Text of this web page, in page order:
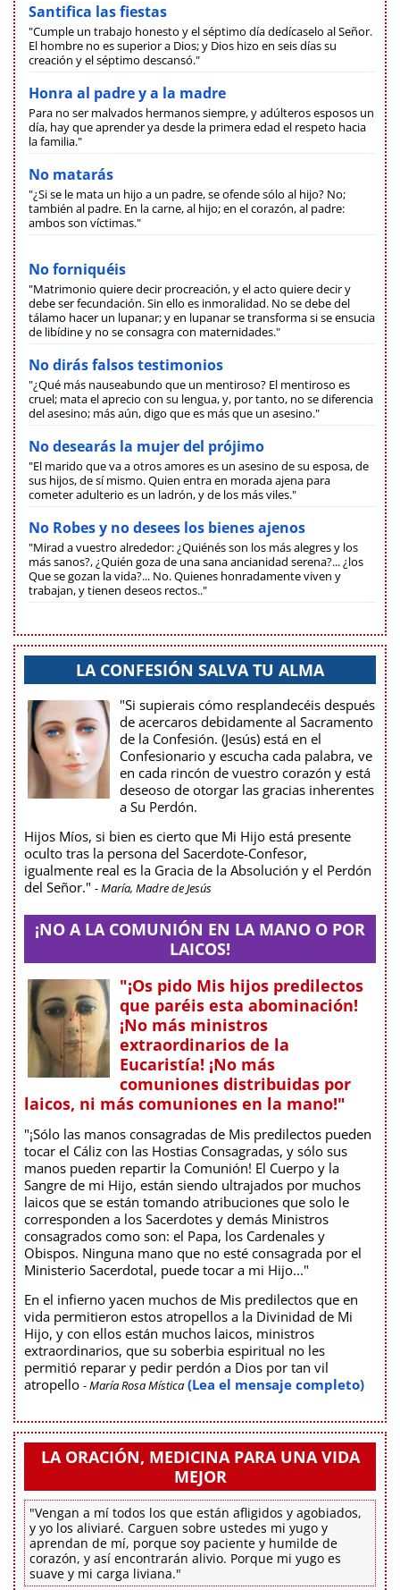
Santifica las fiestas
"Cumple un trabajo honesto y el séptimo día dedícaselo al Señor.
El hombre no es superior a Dios; y Dios hizo en seis días su
creación y el séptimo descansó."
Honra al padre y a la madre
Para no ser malvados hermanos siempre, y adúlteros esposos un
día, hay que aprender ya desde la primera edad el respeto hacia
la familia."
No matarás
"¿Si se le mata un hijo a un padre, se ofende sólo al hijo? No;
también al padre. En la carne, al hijo; en el corazón, al padre:
ambos son víctimas."
No forniquéis
"Matrimonio quiere decir procreación, y el acto quiere decir y
debe ser fecundación. Sin ello es inmoralidad. No se debe del
tálamo hacer un lupanar; y en lupanar se transforma si se ensucia
de libídine y no se consagra con maternidades."
No dirás falsos testimonios
"¿Qué más nauseabundo que un mentiroso? El mentiroso es
cruel; mata el aprecio con su lengua, y, por tanto, no se diferencia
del asesino; más aún, digo que es más que un asesino."
No desearás la mujer del prójimo
"El marido que va a otros amores es un asesino de su esposa, de
sus hijos, de sí mismo. Quien entra en morada ajena para
cometer adulterio es un ladrón, y de los más viles."
No Robes y no desees los bienes ajenos
"Mirad a vuestro alrededor: ¿Quiénés son los más alegres y los
más sanos?, ¿Quién goza de una sana ancianidad serena?... ¿los
Que se gozan la vida?... No. Quienes honradamente viven y
trabajan, y tienen deseos rectos.."
LA CONFESIÓN SALVA TU ALMA
"Si supierais cómo resplandecéis después
de acercaros debidamente al Sacramento
de la Confesión. (Jesús) está en el
Confesionario y escucha cada palabra, ve
en cada rincón de vuestro corazón y está
deseoso de otorgar las gracias inherentes
a Su Perdón.
Hijos Míos, si bien es cierto que Mi Hijo está presente
oculto tras la persona del Sacerdote-Confesor,
igualmente real es la Gracia de la Absolución y el Perdón
del Señor." - María, Madre de Jesús
¡NO A LA COMUNIÓN EN LA MANO O POR
LAICOS!
"¡Os pido Mis hijos predilectos
que paréis esta abominación!
¡No más ministros
extraordinarios de la
Eucaristía! ¡No más
comuniones distribuidas por
laicos, ni más comuniones en la mano!"
"¡Sólo las manos consagradas de Mis predilectos pueden
tocar el Cáliz con las Hostias Consagradas, y sólo sus
manos pueden repartir la Comunión! El Cuerpo y la
Sangre de mi Hijo, están siendo ultrajados por muchos
laicos que se están tomando atribuciones que solo le
corresponden a los Sacerdotes y demás Ministros
consagrados como son: el Papa, los Cardenales y
Obispos. Ninguna mano que no esté consagrada por el
Ministerio Sacerdotal, puede tocar a mi Hijo..."
En el infierno yacen muchos de Mis predilectos que en
vida permitieron estos atropellos a la Divinidad de Mi
Hijo, y con ellos están muchos laicos, ministros
extraordinarios, que su soberbia espiritual no les
permitió reparar y pedir perdón a Dios por tan vil
atropello - María Rosa Mística (Lea el mensaje completo)
LA ORACIÓN, MEDICINA PARA UNA VIDA
MEJOR
"Vengan a mí todos los que están afligidos y agobiados,
y yo los aliviaré. Carguen sobre ustedes mi yugo y
aprendan de mí, porque soy paciente y humilde de
corazón, y así encontrarán alivio. Porque mi yugo es
suave y mi carga liviana."